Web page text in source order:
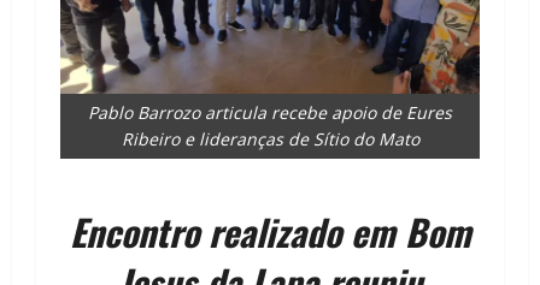
Pablo Barrozo articula recebe apoio de Eures
Ribeiro e lideranças de Sítio do Mato
Encontro realizado em Bom